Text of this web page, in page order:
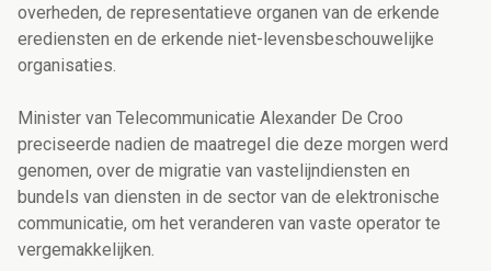
overheden, de representatieve organen van de erkende
erediensten en de erkende niet-levensbeschouwelijke
organisaties.
Minister van Telecommunicatie Alexander De Croo
preciseerde nadien de maatregel die deze morgen werd
genomen, over de migratie van vastelijndiensten en
bundels van diensten in de sector van de elektronische
communicatie, om het veranderen van vaste operator te
vergemakkelijken.